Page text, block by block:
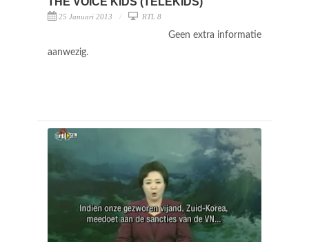
25 Januari 2013 RTL 8
Geen extra informatie
aanwezig.